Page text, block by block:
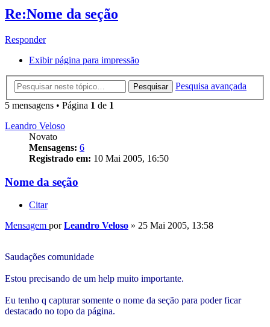
Re:Nome da seção
Responder
Exibir página para impressão
Pesquisar
Pesquisa avançada
5 mensagens • Página 1 de 1
Leandro Veloso
Novato
Mensagens: 6
Registrado em: 10 Mai 2005, 16:50
Nome da seção
Citar
Mensagem porLeandro Veloso » 25 Mai 2005, 13:58
Saudações comunidade
Estou precisando de um help muito importante.
Eu tenho q capturar somente o nome da seção para poder ficar
destacado no topo da página.